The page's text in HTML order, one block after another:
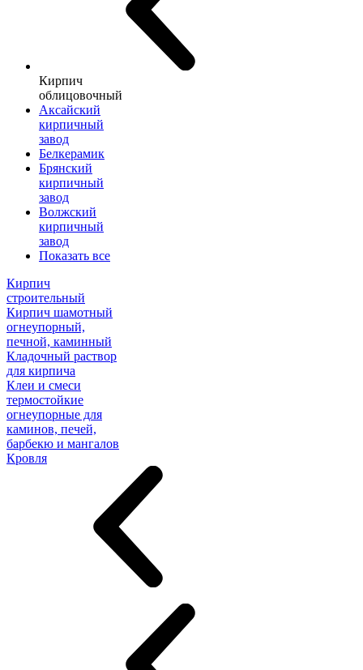
Кирпич
облицовочный
Аксайский
кирпичный
завод
Белкерамик
Брянский
кирпичный
завод
Волжский
кирпичный
завод
Показать все
Кирпич
строительный
Кирпич шамотный
огнеупорный,
печной, каминный
Кладочный раствор
для кирпича
Клеи и смеси
термостойкие
огнеупорные для
каминов, печей,
барбекю и мангалов
Кровля